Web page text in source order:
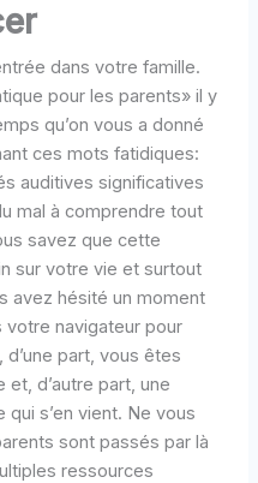
dans votre famille.
pour les parents» il y
qu’on vous a donné
ces mots fatidiques:
auditives significatives
mal à comprendre tout
savez que cette
sur votre vie et surtout
avez hésité un moment
votre navigateur pour
part, vous êtes
d’autre part, une
s’en vient. Ne vous
sont passés par là
ressources